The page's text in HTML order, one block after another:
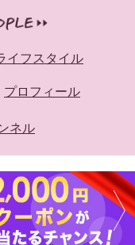
イフスタイル
プロフィール
ネル